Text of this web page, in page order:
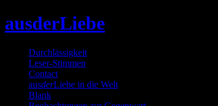
to
ausderLiebe
Durchlässigkeit
Leser-Stimmen
Contact
ausderLiebe in die Welt
Blank